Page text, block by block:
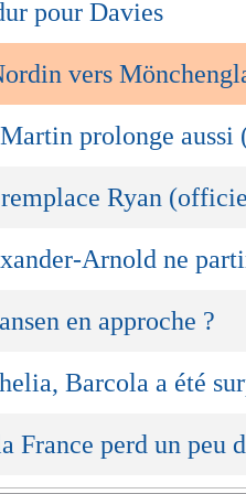
pour Davies
vers
prolonge
Ryan
Arnold ne
en approche ?
Barcola a été
France perd un peu